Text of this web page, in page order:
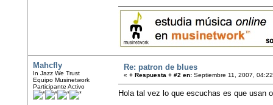
Mahcfly
In Jazz We Trust
Equipo Musinetwork
Participante Activo
Re: patron de blues
« + Respuesta + #2 en: Septiembre 11, 2007,
Hola tal vez lo que escuchas es que usan